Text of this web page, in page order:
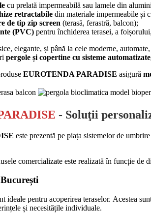
cu prelată impermeabilă sau lamele din
retractabile din materiale impermeabile și
de tip zip screen (terasă, ferastră, balcon);
(PVC) pentru închiderea terasei, a
elegante, și până la cele moderne,
pergole și copertine cu sisteme
EUROTENDA PARADISE asigură
- Soluţii
este prezentă pe piața sistemelor de
comercializate este realizată în funcție
ideale pentru acoperirea teraselor. Acestea
și necesitățile individuale.